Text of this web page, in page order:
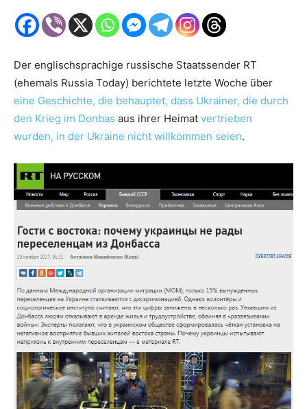
Der englischsprachige russische Staatssender RT
(ehemals Russia Today) berichtete letzte Woche über
eine Geschichte, die behauptet, dass Ukrainer, die durch
den Krieg im Donbas aus ihrer Heimat vertrieben
wurden, in der Ukraine nicht willkommen seien.